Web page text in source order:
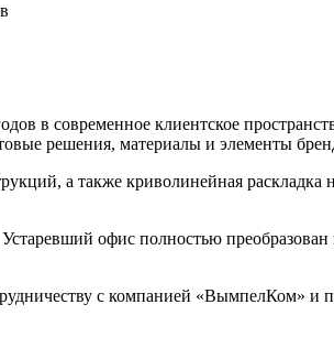
в современное клиентское
решения, материалы и элементы
а также криволинейная раскладка
офис полностью
с компанией «ВымпелКом» и